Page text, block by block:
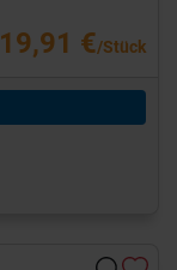
€/Stück